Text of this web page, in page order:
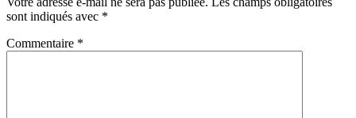
sont indiqués avec *
Commentaire *